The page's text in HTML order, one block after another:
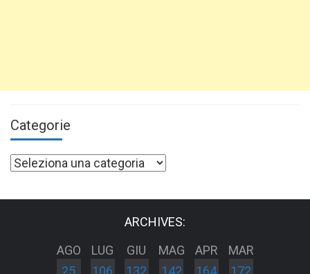
Categorie
Categorie
ARCHIVES:
AGO
25
LUG
106
GIU
132
MAG
142
APR
164
MAR
172